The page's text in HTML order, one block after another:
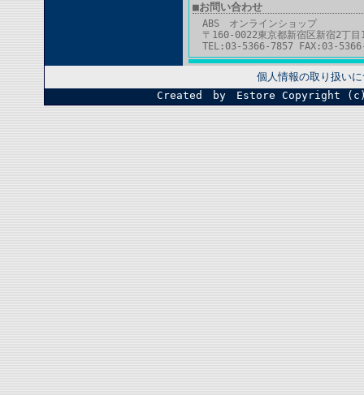
■お問い合わせ
ABS オンラインショップ
〒160-0022東京都新宿区新宿2丁目
TEL:03-5366-7857 FAX:03-
個人情報の取り扱い
Created by Estore Copyright (c)